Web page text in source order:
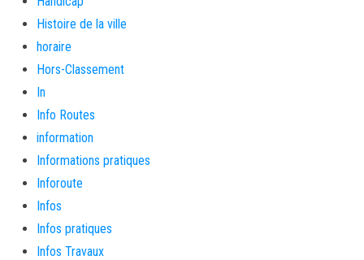
Histoire de la ville
horaire
Hors-Classement
In
Info Routes
information
Informations pratiques
Inforoute
Infos
Infos pratiques
Infos Travaux